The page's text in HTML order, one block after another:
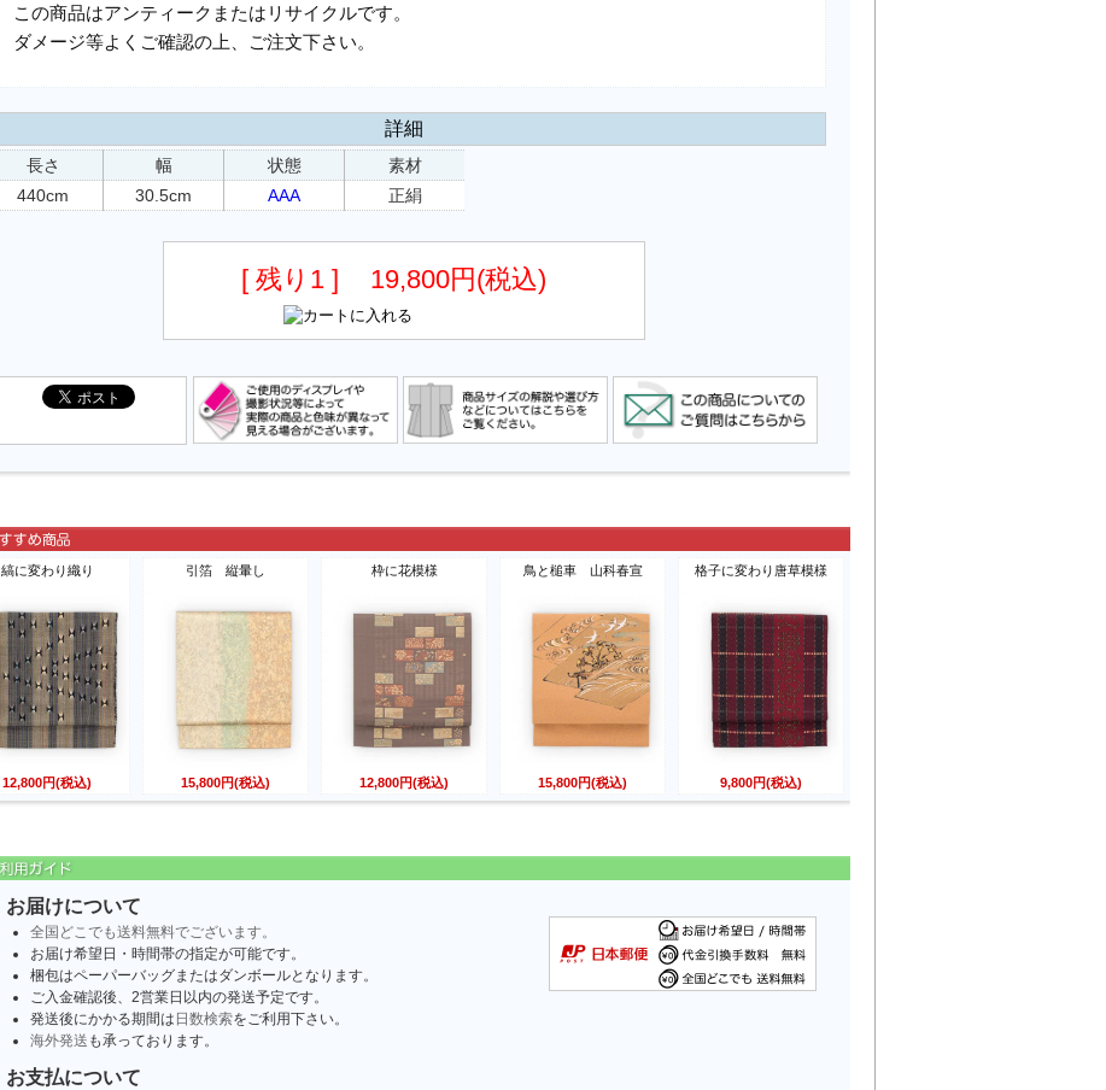
この商品はアンティークまたはリサイクルです。
ダメージ等よくご確認の上、ご注文下さい。
詳細
長さ
440cm
幅
30.5cm
状態
AAA
素材
正絹
[ 残り1 ] 19,800円(税込)
縞に変わり織り
12,800円(税込)
引箔 縦暈し
15,800円(税込)
枠に花模様
12,800円(税込)
鳥と槌車 山科春宣
15,800円(税込)
格子に変わり唐草模様
9,800円(税込)
お届けについて
全国どこでも送料無料でございます。
お届け希望日・時間帯の指定が可能です。
梱包はペーパーバッグまたはダンボールとなります。
ご入金確認後、2営業日以内の発送予定です。
発送後にかかる期間は 日数検索をご利用下さい。
海外発送 も承っております。
お支払について